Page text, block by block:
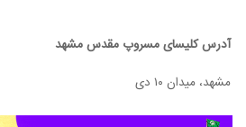
آدرس کلیسای مسروپ مقدس مشهد
مشهد، میدان ۱۰ دی